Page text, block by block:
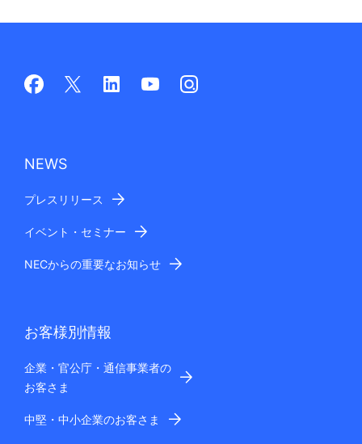
NEWS
プレスリリース
イベント・セミナー
NECからの重要なお知らせ
お客様別情報
企業・官公庁・通信事業者の
お客さま
中堅・中小企業のお客さま